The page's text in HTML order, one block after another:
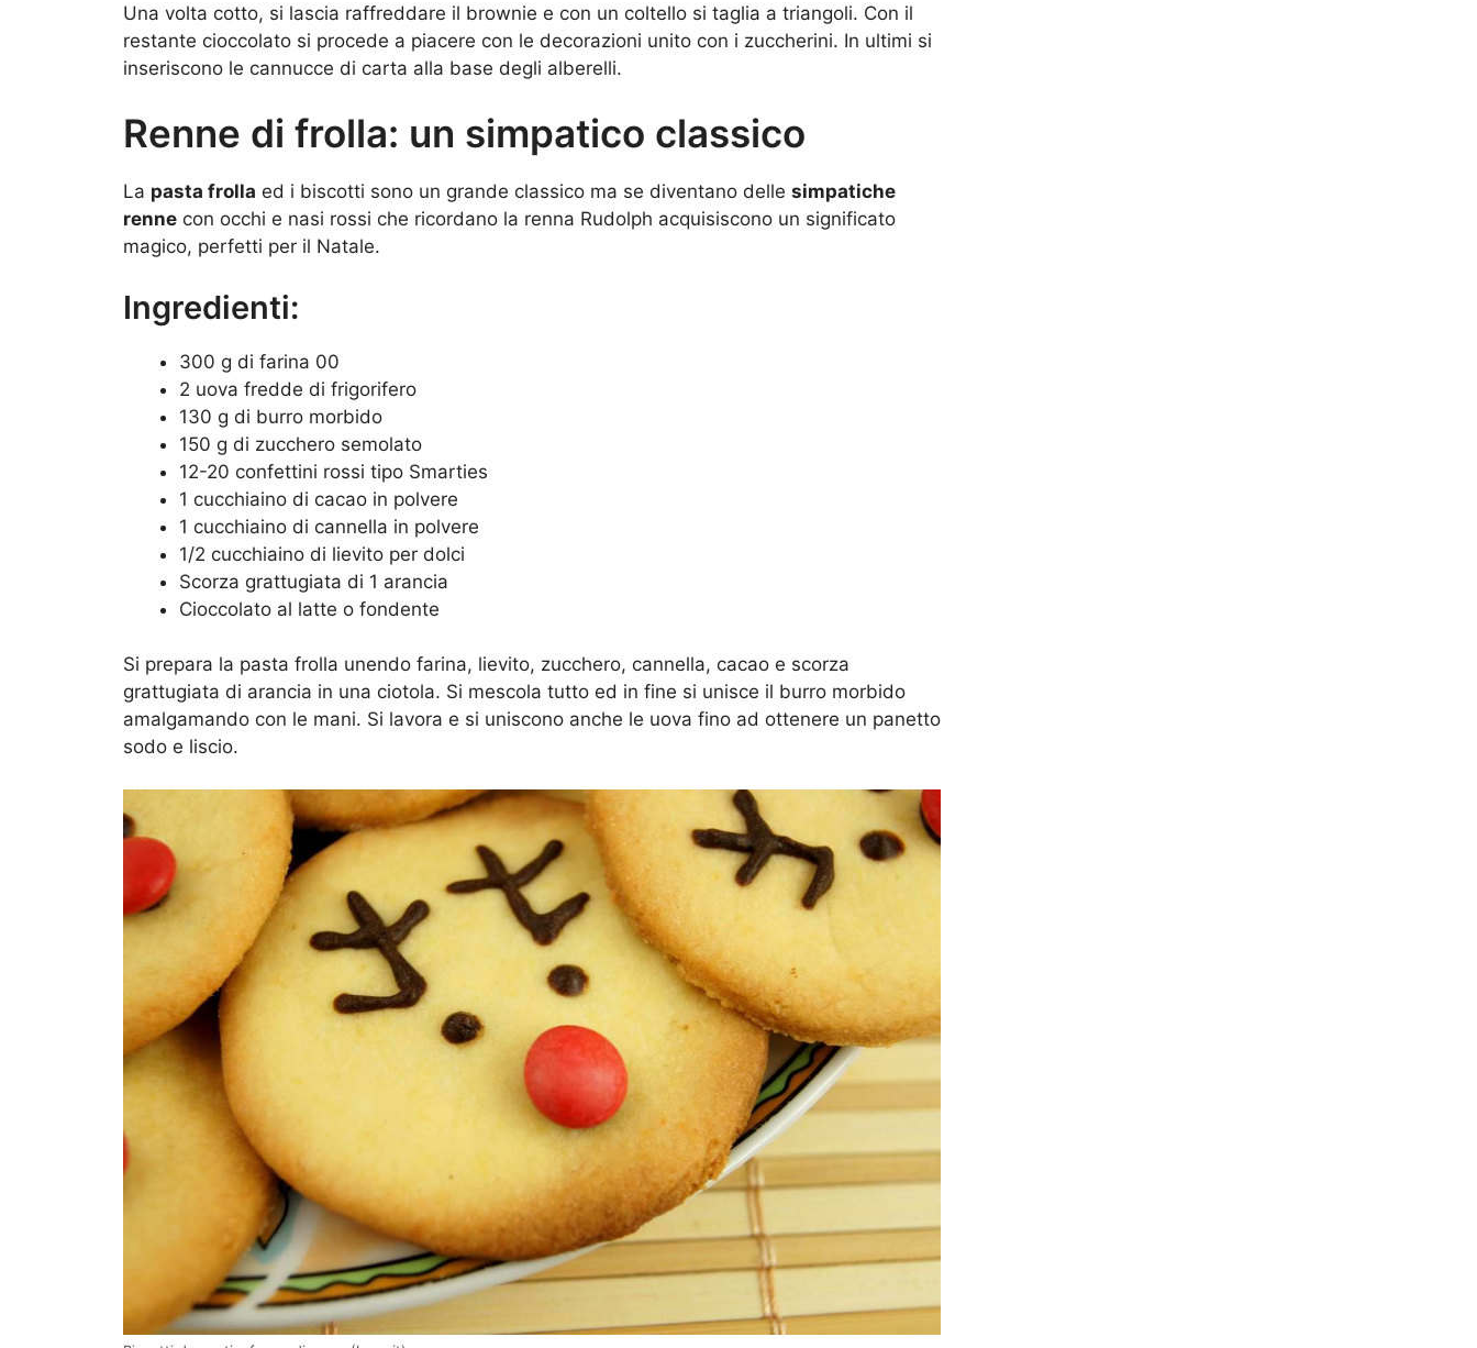
Una volta cotto, si lascia raffreddare il brownie e con un coltello si taglia a triangoli. Con il
restante cioccolato si procede a piacere con le decorazioni unito con i zuccherini. In ultimi si
inseriscono le cannucce di carta alla base degli alberelli.
Renne di frolla: un simpatico classico
La pasta frolla ed i biscotti sono un grande classico ma se diventano delle simpatiche
renne con occhi e nasi rossi che ricordano la renna Rudolph acquisiscono un significato
magico, perfetti per il Natale.
Ingredienti:
300 g di farina 00
2 uova fredde di frigorifero
130 g di burro morbido
150 g di zucchero semolato
12-20 confettini rossi tipo Smarties
1 cucchiaino di cacao in polvere
1 cucchiaino di cannella in polvere
1/2 cucchiaino di lievito per dolci
Scorza grattugiata di 1 arancia
Cioccolato al latte o fondente
Si prepara la pasta frolla unendo farina, lievito, zucchero, cannella, cacao e scorza
grattugiata di arancia in una ciotola. Si mescola tutto ed in fine si unisce il burro morbido
amalgamando con le mani. Si lavora e si uniscono anche le uova fino ad ottenere un panetto
sodo e liscio.